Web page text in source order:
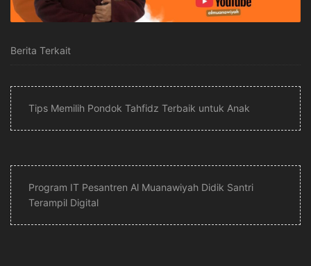
Berita Terkait
Tips Memilih Pondok Tahfidz Terbaik untuk Anak
Program IT Pesantren Al Muanawiyah Didik Santri
Terampil Digital